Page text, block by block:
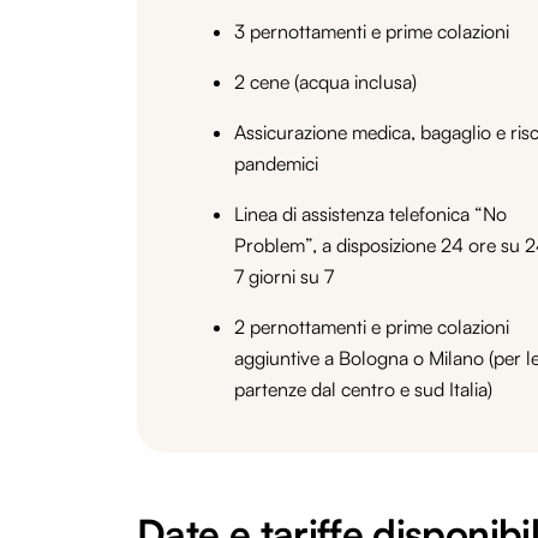
3 pernottamenti e prime colazioni
2 cene (acqua inclusa)
Assicurazione medica, bagaglio e
pandemici
Linea di assistenza telefonica “No
Problem”, a disposizione 24 ore su
7 giorni su 7
2 pernottamenti e prime colazioni
aggiuntive a Bologna o Milano (per
partenze dal centro e sud Italia)